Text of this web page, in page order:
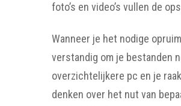
foto’s en video’s vullen de
Wanneer je het nodige
verstandig om je bestanden
overzichtelijkere pc en je
denken over het nut van